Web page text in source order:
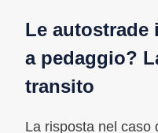
Le autostrade
a pedaggio?
transito
La risposta nel caso